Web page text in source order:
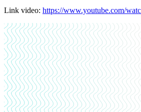
Link video: https://www.youtube.com/